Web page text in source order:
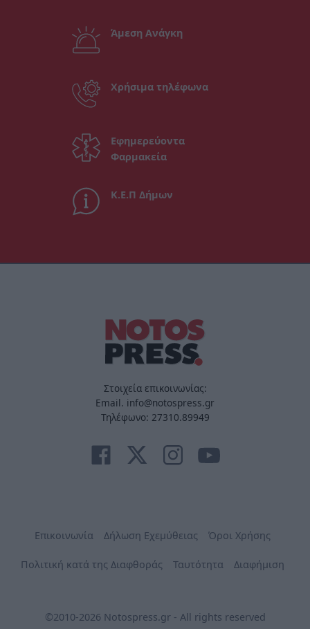
Άμεση Ανάγκη
Χρήσιμα τηλέφωνα
Εφημερεύοντα
Φαρμακεία
Κ.Ε.Π Δήμων
Στοιχεία επικοινωνίας:
Email. info@notospress.gr
Τηλέφωνο: 27310.89949
Επικοινωνία Δήλωση Εχεμύθειας Όροι Χρήσης
Πολιτική κατά της Διαφθοράς Ταυτότητα Διαφήμιση
©2010-2026 Notospress.gr - All rights reserved